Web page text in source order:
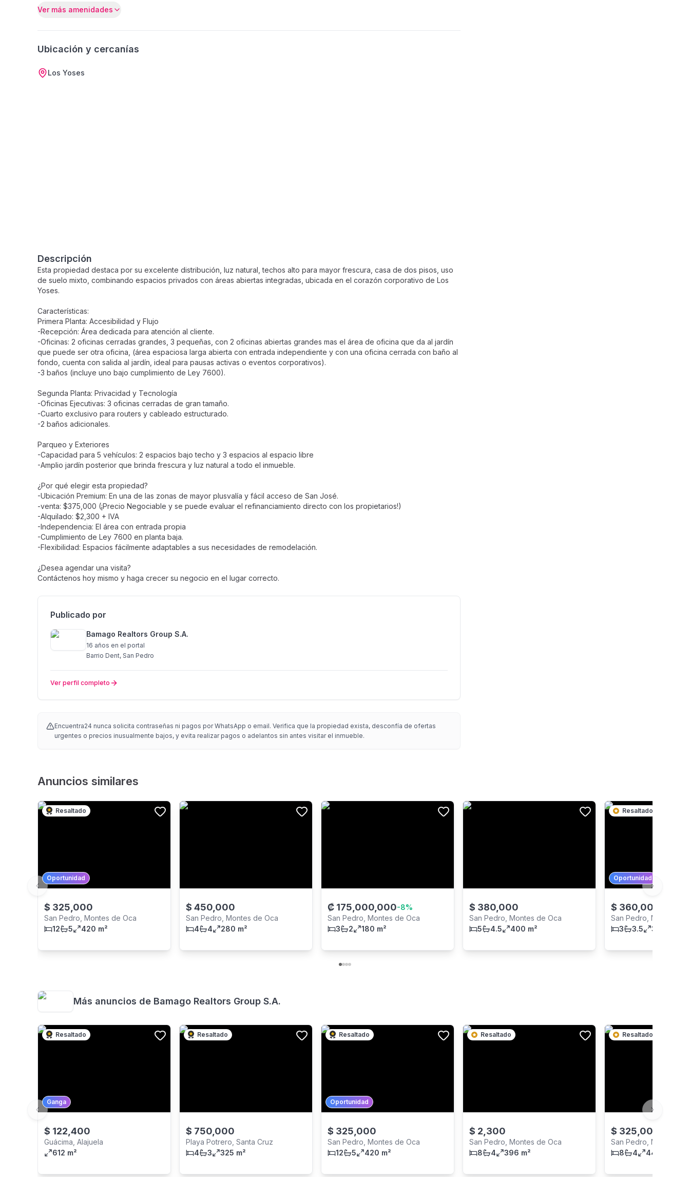
Ver más amenidades
Ubicación y cercanías
Los Yoses
Descripción
Esta propiedad destaca por su excelente distribución, luz natural, techos alto para mayor frescura, casa de dos pisos, uso
de suelo mixto, combinando espacios privados con áreas abiertas integradas, ubicada en el corazón corporativo de Los
Yoses.
Características:
Primera Planta: Accesibilidad y Flujo
-Recepción: Área dedicada para atención al cliente.
-Oficinas: 2 oficinas cerradas grandes, 3 pequeñas, con 2 oficinas abiertas grandes mas el área de oficina que da al jardín
que puede ser otra oficina, (área espaciosa larga abierta con entrada independiente y con una oficina cerrada con baño al
fondo, cuenta con salida al jardín, ideal para pausas activas o eventos corporativos).
-3 baños (incluye uno bajo cumplimiento de Ley 7600).
Segunda Planta: Privacidad y Tecnología
-Oficinas Ejecutivas: 3 oficinas cerradas de gran tamaño.
-Cuarto exclusivo para routers y cableado estructurado.
-2 baños adicionales.
Parqueo y Exteriores
-Capacidad para 5 vehículos: 2 espacios bajo techo y 3 espacios al espacio libre
-Amplio jardín posterior que brinda frescura y luz natural a todo el inmueble.
¿Por qué elegir esta propiedad?
-Ubicación Premium: En una de las zonas de mayor plusvalía y fácil acceso de San José.
-venta: $375,000 (¡Precio Negociable y se puede evaluar el refinanciamiento directo con los propietarios!)
-Alquilado: $2,300 + IVA
-Independencia: El área con entrada propia
-Cumplimiento de Ley 7600 en planta baja.
-Flexibilidad: Espacios fácilmente adaptables a sus necesidades de remodelación.
¿Desea agendar una visita?
Contáctenos hoy mismo y haga crecer su negocio en el lugar correcto.
Publicado por
Bamago Realtors Group S.A.
16 años en el portal
Barrio Dent, San Pedro
Ver perfil completo
Encuentra24 nunca solicita contraseñas ni pagos por WhatsApp o email. Verifica que la propiedad exista, desconfía de ofertas
urgentes o precios inusualmente bajos, y evita realizar pagos o adelantos sin antes visitar el inmueble.
Anuncios similares
Resaltado
Oportunidad
$ 325,000
San Pedro, Montes de Oca
12
5 420 m²
$ 450,000
San Pedro, Montes de Oca
4
4 280 m²
₡ 175,000,000-8%
San Pedro, Montes de Oca
3
2 180 m²
$ 380,000
San Pedro, Montes de Oca
5
4.5 400 m²
Resaltado
Oportunidad
$ 360,000
San Pedro, Montes de
3
3.5 377 m²
Previous slide Next slide
Más anuncios de Bamago Realtors Group S.A.
Resaltado
Ganga
$ 122,400
Guácima, Alajuela
612 m²
Resaltado
$ 750,000
Playa Potrero, Santa Cruz
4
3 325 m²
Resaltado
Oportunidad
$ 325,000
San Pedro, Montes de Oca
12
5 420 m²
Resaltado
$ 2,300
San Pedro, Montes de Oca
8
4 396 m²
Resaltado
$ 325,000
San Pedro, Montes de
8
4 441 m²
Previous slide Next slide